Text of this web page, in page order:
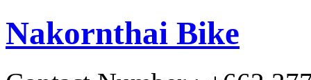
Nakornthai Bike